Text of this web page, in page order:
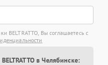
BELTRATTO, Вы соглашаетесь с
в Челябинске: